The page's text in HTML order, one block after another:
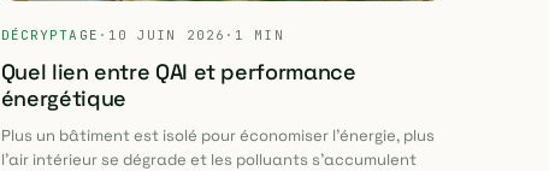
DÉCRYPTAGE · 10 JUIN 2026 · 1 MIN
Quel lien entre QAI et performance
énergétique
Plus un bâtiment est isolé pour économiser l'énergie, plus
l'air intérieur se dégrade et les polluants s'accumulent